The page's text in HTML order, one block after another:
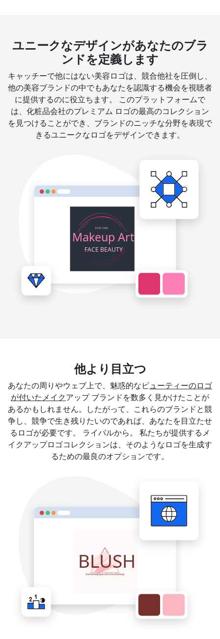
ユニークなデザインがあなたのブラ
ンドを定義します
キャッチーで他にはない美容ロゴは、競合他社を圧倒し、
他の美容ブランドの中でもあなたを認識する機会を視聴者
に提供するのに役立ちます。 このプラットフォームで
は、化粧品会社のプレミアム ロゴの最高のコレクション
を見つけることができ、ブランドのニッチな分野を表現で
きるユニークなロゴをデザインできます。
他より目立つ
あなたの周りやウェブ上で、魅惑的なビ ューティーのロゴ
が付いたメイク アップ ブランドを数多く見かけたことが
あるかもしれません。したがって、これらのブランドと競
争し、競争で生き残りたいのであれば、あなたを目立たせ
るロゴが必要です。 ライバルから。 私たちが提供するメ
イクアップロゴコレクションは、そのようなロゴを生成す
るための最良のオプションです。